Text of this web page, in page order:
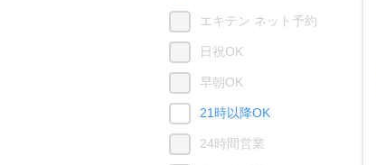
エキテン ネット予約
日祝OK
早朝OK
21時以降OK
24時間営業